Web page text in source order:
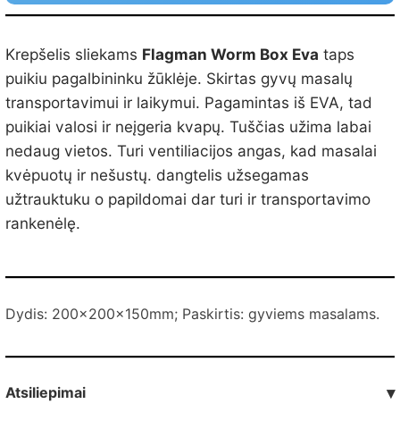
Krepšelis sliekams Flagman Worm Box Eva taps
puikiu pagalbininku žūklėje. Skirtas gyvų masalų
transportavimui ir laikymui. Pagamintas iš EVA, tad
puikiai valosi ir neįgeria kvapų. Tuščias užima labai
nedaug vietos. Turi ventiliacijos angas, kad masalai
kvėpuotų ir nešustų. dangtelis užsegamas
užtrauktuku o papildomai dar turi ir transportavimo
rankenėlę.
Dydis: 200x200x150mm; Paskirtis: gyviems masalams.
Atsiliepimai ▾